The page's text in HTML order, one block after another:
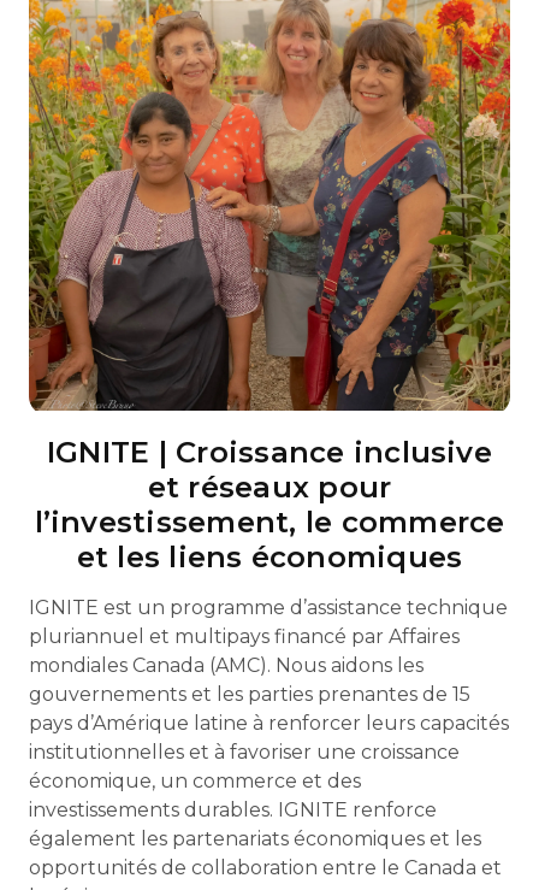
IGNITE | Croissance inclusive
et réseaux pour
l’investissement, le commerce
et les liens économiques
IGNITE est un programme d’assistance technique
pluriannuel et multipays financé par Affaires
mondiales Canada (AMC). Nous aidons les
gouvernements et les parties prenantes de 15
pays d’Amérique latine à renforcer leurs capacités
institutionnelles et à favoriser une croissance
économique, un commerce et des
investissements durables. IGNITE renforce
également les partenariats économiques et les
opportunités de collaboration entre le Canada et